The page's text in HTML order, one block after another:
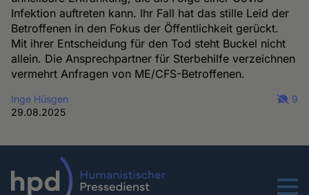
Infektion auftreten kann. Ihr Fall hat das stille Leid der
Betroffenen in den Fokus der Öffentlichkeit gerückt.
Mit ihrer Entscheidung für den Tod steht Buckel nicht
allein. Die Ansprechpartner für Sterbehilfe verzeichnen
vermehrt Anfragen von ME/CFS-Betroffenen.
Inge Hüsgen
29.08.2025
9
Menu